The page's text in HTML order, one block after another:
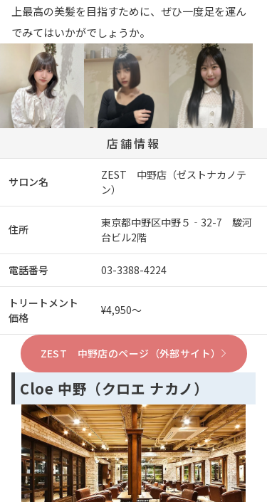
上最高の美髪を目指すために、ぜひ一度足を運ん
でみてはいかがでしょうか。
店舗情報
サロン名
ZEST 中野店（ゼストナカノテ
ン）
住所
東京都中野区中野５‐32-7 駿河
台ビル2階
電話番号 03-3388-4224
トリートメント
価格
¥4,950～
ZEST 中野店のページ（外部サイト）
Cloe 中野（クロエ ナカノ）